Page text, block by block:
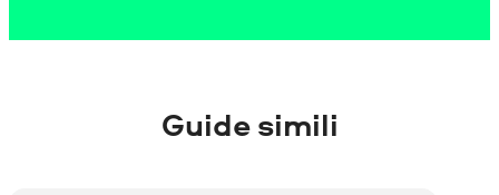
Guide simili